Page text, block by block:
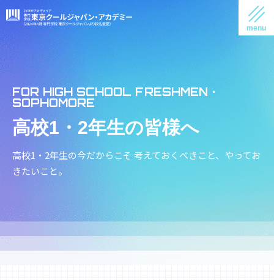
高校1・2年生の皆様へ
高校1・2年生の今だからこそ 考えておくべきこと、やってお
きたいこと。